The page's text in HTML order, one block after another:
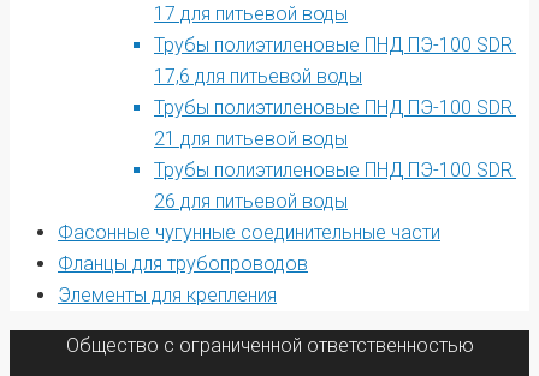
17 для питьевой воды
Трубы полиэтиленовые ПНД ПЭ-100 SDR
17,6 для питьевой воды
Трубы полиэтиленовые ПНД ПЭ-100 SDR
21 для питьевой воды
Трубы полиэтиленовые ПНД ПЭ-100 SDR
26 для питьевой воды
Фасонные чугунные соединительные части
Фланцы для трубопроводов
Элементы для крепления
Общество с ограниченной ответственностью